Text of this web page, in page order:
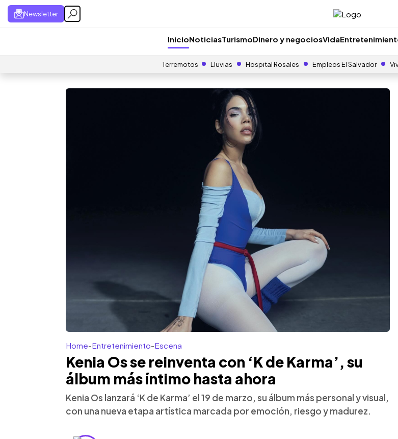
Newsletter
InicioNoticiasTurismoDinero y negociosVida
Terremotos Lluvias Hospital Rosales Empleos El Salvador
Home-Entretenimiento-Escena
Kenia Os se reinventa con ‘K de Karma’, su
álbum más íntimo hasta ahora
Kenia Os lanzará ‘K de Karma’ el 19 de marzo, su álbum más personal y visual,
con una nueva etapa artística marcada por emoción, riesgo y madurez.